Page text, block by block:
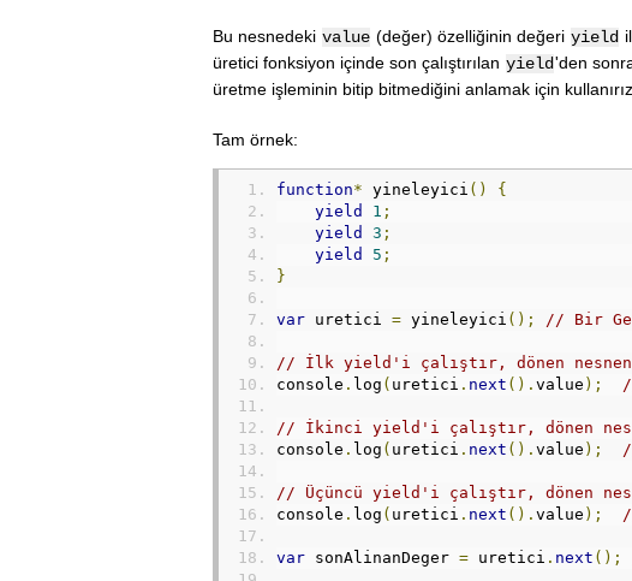
Bu nesnedeki value (değer) özelliğinin değeri yield
üretici fonksiyon içinde son çalıştırılan yield'den
üretme işleminin bitip bitmediğini anlamak için kullanırız.
Tam örnek:
function* yineleyici ()
{
yield
1 ;
yield
3 ;
yield
5 ;
}
var uretici = yineleyici (); // Bir
// İlk yield'i çalıştır, dönen
console . log ( uretici . next (). value );
// İkinci yield'i çalıştır, dönen
console . log ( uretici . next (). value );
// Üçüncü yield'i çalıştır, dönen
console . log ( uretici . next (). value );
var sonAlinanDeger = uretici . next ();